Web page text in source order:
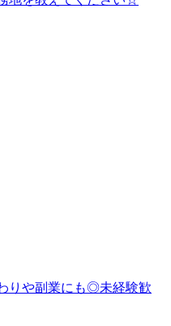
りや副業にも◎未経験歓